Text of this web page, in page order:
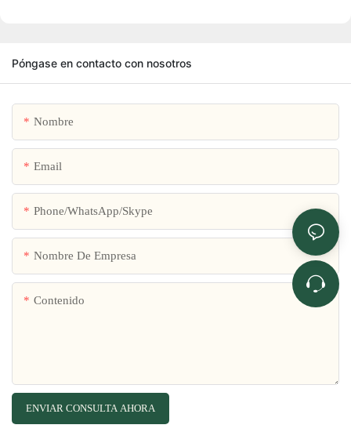
Póngase en contacto con nosotros
Nombre
Email
Phone/WhatsApp/Skype
Nombre De Empresa
Contenido
ENVIAR CONSULTA AHORA